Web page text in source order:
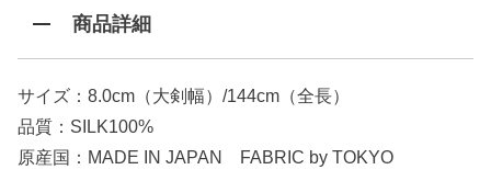
商品詳細
サイズ：8.0cm（大剣幅）/144cm（全長）
品質：SILK100%
原産国：MADE IN JAPAN FABRIC by TOKYO